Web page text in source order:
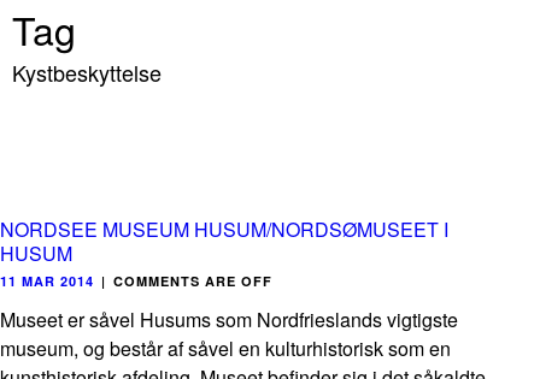
Tag
Kystbeskyttelse
NORDSEE MUSEUM HUSUM/NORDSØMUSEET I
HUSUM
11 MAR 2014 | COMMENTS ARE OFF
Museet er såvel Husums som Nordfrieslands vigtigste
museum, og består af såvel en kulturhistorisk som en